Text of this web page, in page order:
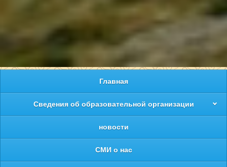
Главная
Сведения об образовательной организации
новости
СМИ о нас